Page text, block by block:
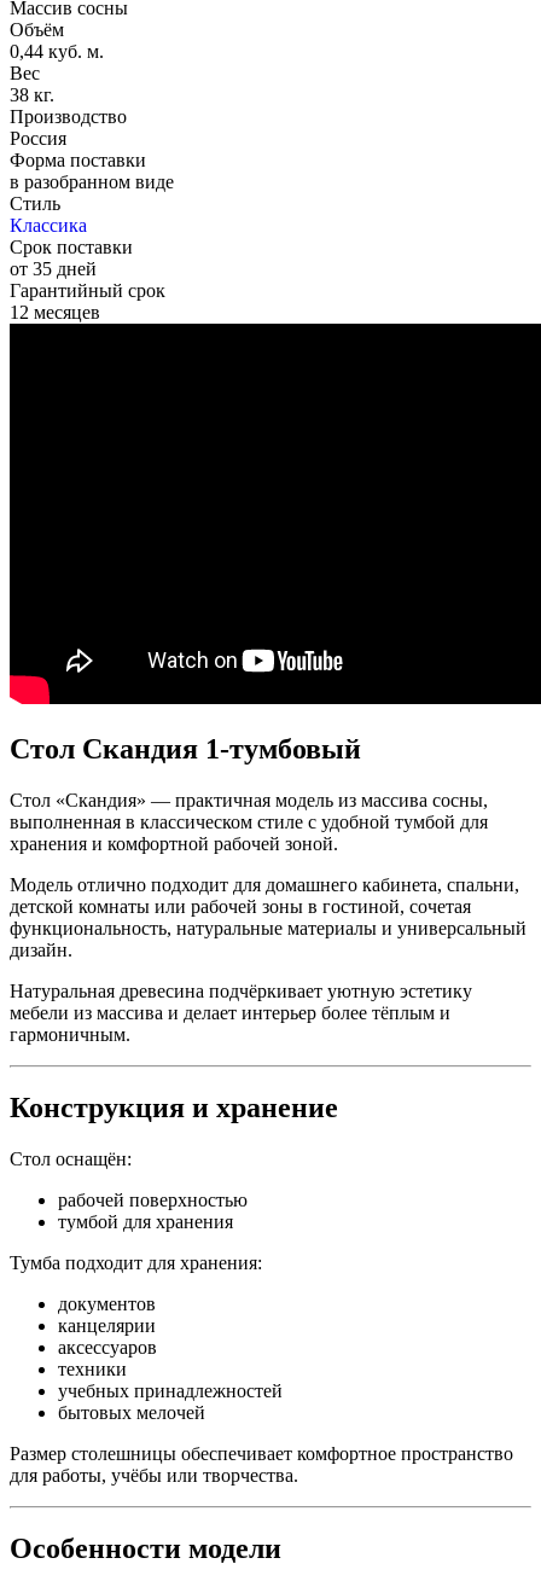
Массив сосны
Объём
0,44 куб. м.
Вес
38 кг.
Производство
Россия
Форма поставки
в разобранном виде
Стиль
Классика
Срок поставки
от 35 дней
Гарантийный срок
12 месяцев
Стол Скандия 1-тумбовый
Стол «Скандия» — практичная модель из массива сосны,
выполненная в классическом стиле с удобной тумбой для
хранения и комфортной рабочей зоной.
Модель отлично подходит для домашнего кабинета, спальни,
детской комнаты или рабочей зоны в гостиной, сочетая
функциональность, натуральные материалы и универсальный
дизайн.
Натуральная древесина подчёркивает уютную эстетику
мебели из массива и делает интерьер более тёплым и
гармоничным.
Конструкция и хранение
Стол оснащён:
рабочей поверхностью
тумбой для хранения
Тумба подходит для хранения:
документов
канцелярии
аксессуаров
техники
учебных принадлежностей
бытовых мелочей
Размер столешницы обеспечивает комфортное пространство
для работы, учёбы или творчества.
Особенности модели